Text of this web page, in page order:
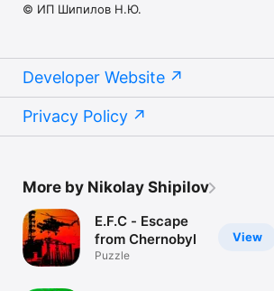
© ИП Шипилов Н.Ю.
Developer Website
Privacy Policy
More by Nikolay Shipilov
View
E.F.C - Escape
from Chernobyl
Puzzle